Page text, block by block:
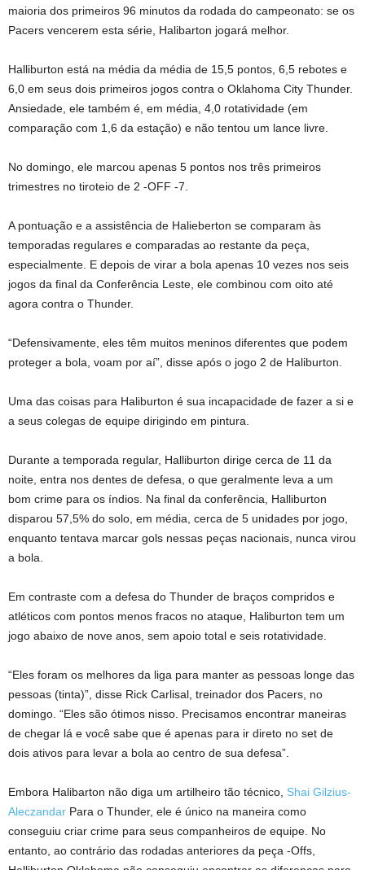
maioria dos primeiros 96 minutos da rodada do campeonato: se os
Pacers vencerem esta série, Halibarton jogará melhor.
Halliburton está na média da média de 15,5 pontos, 6,5 rebotes e
6,0 em seus dois primeiros jogos contra o Oklahoma City Thunder.
Ansiedade, ele também é, em média, 4,0 rotatividade (em
comparação com 1,6 da estação) e não tentou um lance livre.
No domingo, ele marcou apenas 5 pontos nos três primeiros
trimestres no tiroteio de 2 -OFF -7.
A pontuação e a assistência de Halieberton se comparam às
temporadas regulares e comparadas ao restante da peça,
especialmente. E depois de virar a bola apenas 10 vezes nos seis
jogos da final da Conferência Leste, ele combinou com oito até
agora contra o Thunder.
“Defensivamente, eles têm muitos meninos diferentes que podem
proteger a bola, voam por aí”, disse após o jogo 2 de Haliburton.
Uma das coisas para Haliburton é sua incapacidade de fazer a si e
a seus colegas de equipe dirigindo em pintura.
Durante a temporada regular, Halliburton dirige cerca de 11 da
noite, entra nos dentes de defesa, o que geralmente leva a um
bom crime para os índios. Na final da conferência, Halliburton
disparou 57,5% do solo, em média, cerca de 5 unidades por jogo,
enquanto tentava marcar gols nessas peças nacionais, nunca virou
a bola.
Em contraste com a defesa do Thunder de braços compridos e
atléticos com pontos menos fracos no ataque, Haliburton tem um
jogo abaixo de nove anos, sem apoio total e seis rotatividade.
“Eles foram os melhores da liga para manter as pessoas longe das
pessoas (tinta)”, disse Rick Carlisal, treinador dos Pacers, no
domingo. “Eles são ótimos nisso. Precisamos encontrar maneiras
de chegar lá e você sabe que é apenas para ir direto no set de
dois ativos para levar a bola ao centro de sua defesa”.
Embora Halibarton não diga um artilheiro tão técnico, Shai Gilzius-
Aleczandar Para o Thunder, ele é único na maneira como
conseguiu criar crime para seus companheiros de equipe. No
entanto, ao contrário das rodadas anteriores da peça -Offs,